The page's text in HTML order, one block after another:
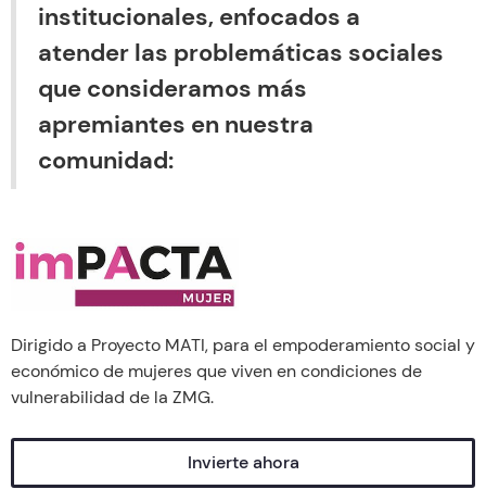
institucionales, enfocados a
atender las problemáticas sociales
que consideramos más
apremiantes en nuestra
comunidad:
Dirigido a Proyecto MATI, para el empoderamiento social y
económico de mujeres que viven en condiciones de
vulnerabilidad de la ZMG.
Invierte ahora